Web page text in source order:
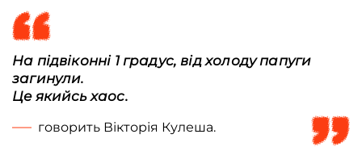
На підвіконні 1 градус, від холоду папуги
загинули.
Це якийсь хаос.
говорить Вікторія Кулеша.